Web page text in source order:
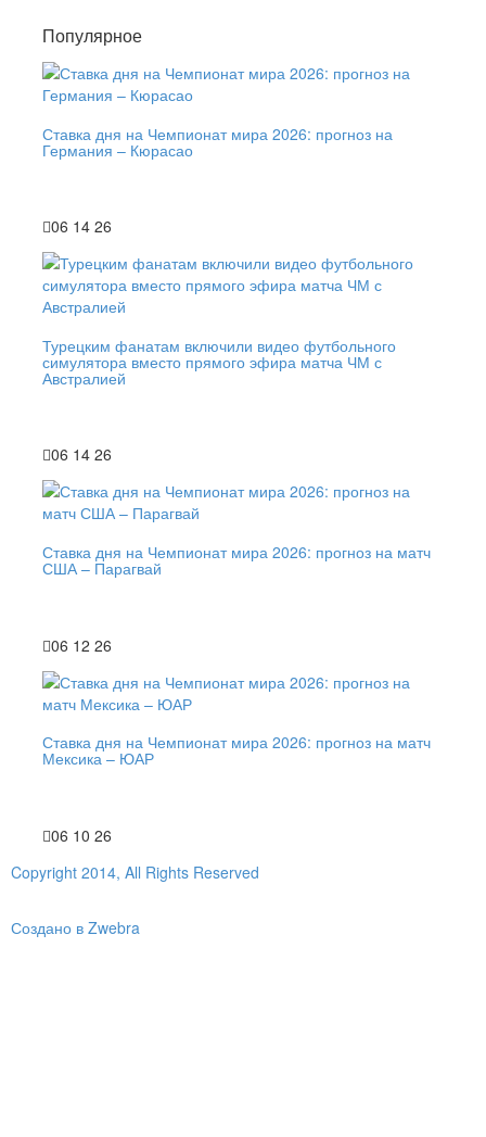
Популярное
Ставка дня на Чемпионат мира 2026: прогноз на
Германия – Кюрасао
06 14 26
Турецким фанатам включили видео футбольного
симулятора вместо прямого эфира матча ЧМ с
Австралией
06 14 26
Ставка дня на Чемпионат мира 2026: прогноз на матч
США – Парагвай
06 12 26
Ставка дня на Чемпионат мира 2026: прогноз на матч
Мексика – ЮАР
06 10 26
Copyright 2014, All Rights Reserved
Создано в Zwebra